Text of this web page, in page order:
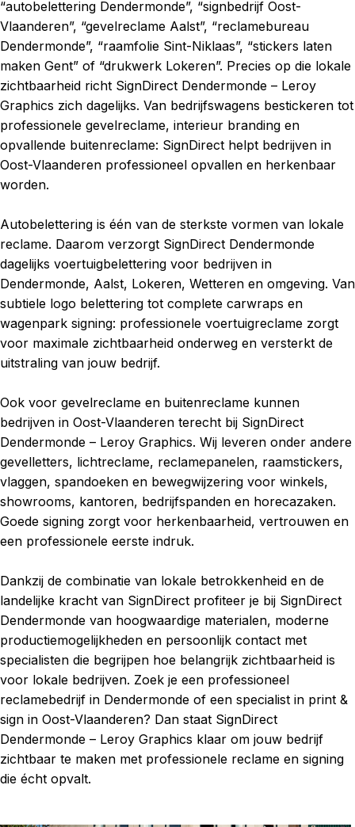
“autobelettering Dendermonde”, “signbedrijf Oost-
Vlaanderen”, “gevelreclame Aalst”, “reclamebureau
Dendermonde”, “raamfolie Sint-Niklaas”, “stickers laten
maken Gent” of “drukwerk Lokeren”. Precies op die lokale
zichtbaarheid richt SignDirect Dendermonde – Leroy
Graphics zich dagelijks. Van bedrijfswagens bestickeren tot
professionele gevelreclame, interieur branding en
opvallende buitenreclame: SignDirect helpt bedrijven in
Oost-Vlaanderen professioneel opvallen en herkenbaar
worden.
Autobelettering is één van de sterkste vormen van lokale
reclame. Daarom verzorgt SignDirect Dendermonde
dagelijks voertuigbelettering voor bedrijven in
Dendermonde, Aalst, Lokeren, Wetteren en omgeving. Van
subtiele logo belettering tot complete carwraps en
wagenpark signing: professionele voertuigreclame zorgt
voor maximale zichtbaarheid onderweg en versterkt de
uitstraling van jouw bedrijf.
Ook voor gevelreclame en buitenreclame kunnen
bedrijven in Oost-Vlaanderen terecht bij SignDirect
Dendermonde – Leroy Graphics. Wij leveren onder andere
gevelletters, lichtreclame, reclamepanelen, raamstickers,
vlaggen, spandoeken en bewegwijzering voor winkels,
showrooms, kantoren, bedrijfspanden en horecazaken.
Goede signing zorgt voor herkenbaarheid, vertrouwen en
een professionele eerste indruk.
Dankzij de combinatie van lokale betrokkenheid en de
landelijke kracht van SignDirect profiteer je bij SignDirect
Dendermonde van hoogwaardige materialen, moderne
productiemogelijkheden en persoonlijk contact met
specialisten die begrijpen hoe belangrijk zichtbaarheid is
voor lokale bedrijven. Zoek je een professioneel
reclamebedrijf in Dendermonde of een specialist in print &
sign in Oost-Vlaanderen? Dan staat SignDirect
Dendermonde – Leroy Graphics klaar om jouw bedrijf
zichtbaar te maken met professionele reclame en signing
die écht opvalt.